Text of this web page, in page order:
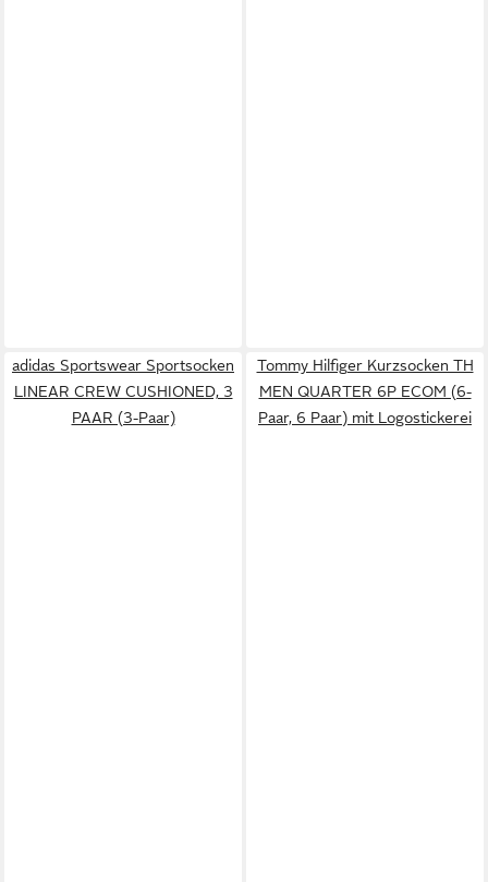
adidas Sportswear Sportsocken
LINEAR CREW CUSHIONED, 3
PAAR (3-Paar)
Tommy Hilfiger Kurzsocken TH
MEN QUARTER 6P ECOM (6-
Paar, 6 Paar) mit Logostickerei